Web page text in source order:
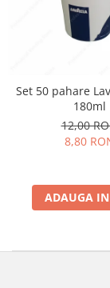
Illy Iperespresso
Nespresso
Cafissimo
Cafea macinata
Cafea Solubila
Set 50 pahare Lavazza 6 oz,
180ml
12,00
8,80
ADAUGA IN